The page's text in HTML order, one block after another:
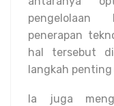
pengelolaan
penerapan
hal tersebut
langkah
Ia juga